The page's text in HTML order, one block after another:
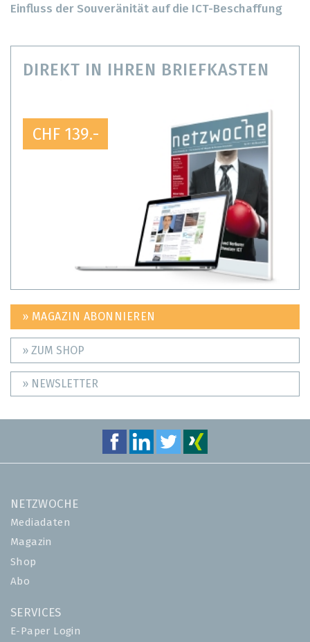
Einfluss der Souveränität auf die ICT-Beschaffung
DIREKT IN IHREN BRIEFKASTEN
CHF 139.-
» MAGAZIN ABONNIEREN
» ZUM SHOP
» NEWSLETTER
NETZWOCHE
Mediadaten
Magazin
Shop
Abo
SERVICES
E-Paper Login